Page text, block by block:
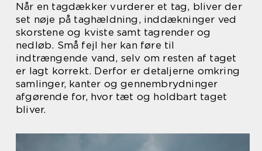
Når en tagdækker vurderer et tag, bliver der
set nøje på taghældning, inddækninger ved
skorstene og kviste samt tagrender og
nedløb. Små fejl her kan føre til
indtrængende vand, selv om resten af taget
er lagt korrekt. Derfor er detaljerne omkring
samlinger, kanter og gennembrydninger
afgørende for, hvor tæt og holdbart taget
bliver.